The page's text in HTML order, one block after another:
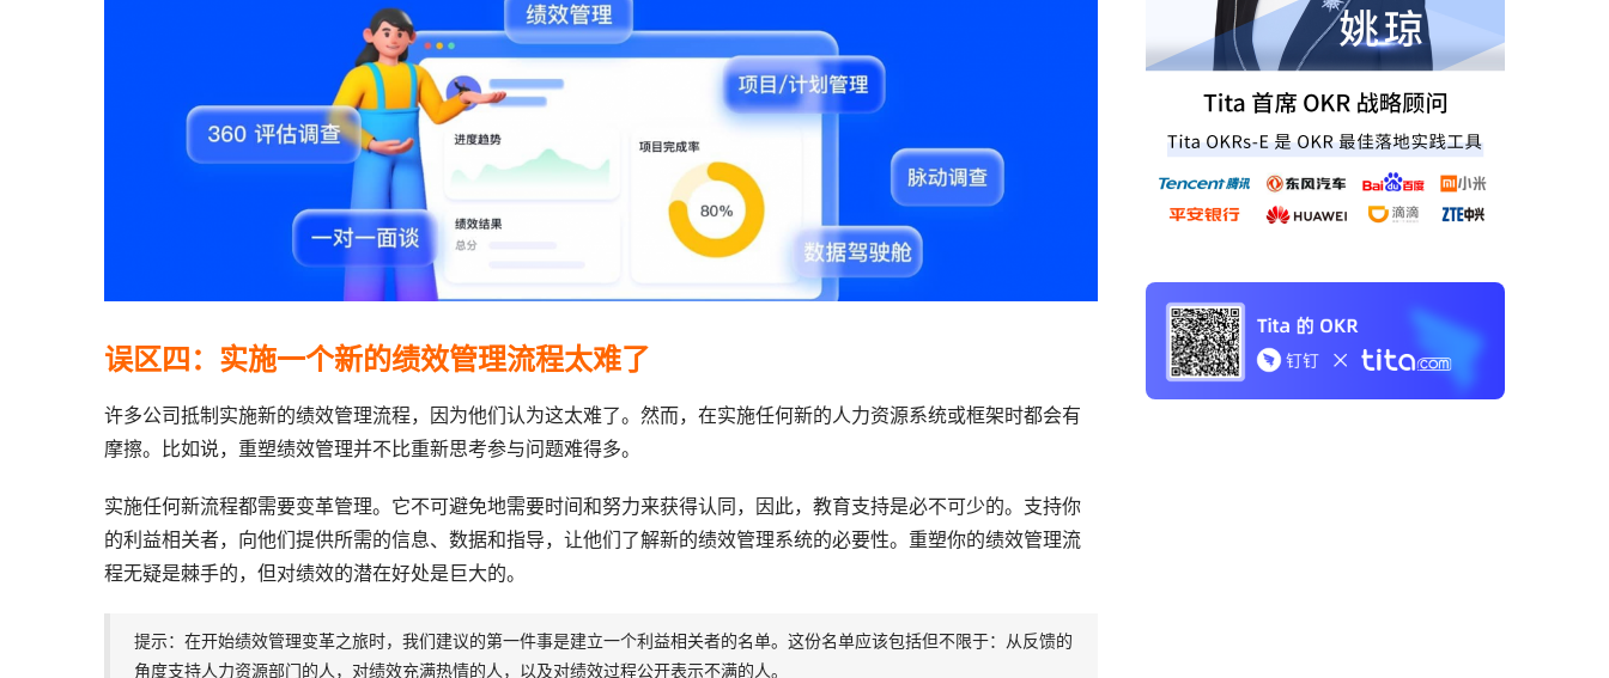
误区四：实施一个新的绩效管理流程太难了
许多公司抵制实施新的绩效管理流程，因为他们认为这太难了。然而，在实施任何新的人力资源系统或框架时都会有
摩擦。比如说，重塑绩效管理并不比重新思考参与问题难得多。
实施任何新流程都需要变革管理。它不可避免地需要时间和努力来获得认同，因此，教育支持是必不可少的。支持你
的利益相关者，向他们提供所需的信息、数据和指导，让他们了解新的绩效管理系统的必要性。重塑你的绩效管理流
程无疑是棘手的，但对绩效的潜在好处是巨大的。
提示：在开始绩效管理变革之旅时，我们建议的第一件事是建立一个利益相关者的名单。这份名单应该包括但不限于：从反馈的
角度支持人力资源部门的人，对绩效充满热情的人，以及对绩效过程公开表示不满的人。